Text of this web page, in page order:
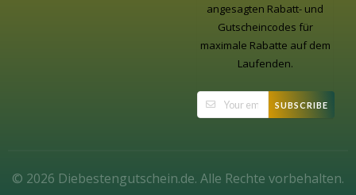
angesagten Rabatt- und
Gutscheincodes für
maximale Rabatte auf dem
Laufenden.
SUBSCRIBE
© 2026 Diebestengutschein.de. Alle Rechte vorbehalten.